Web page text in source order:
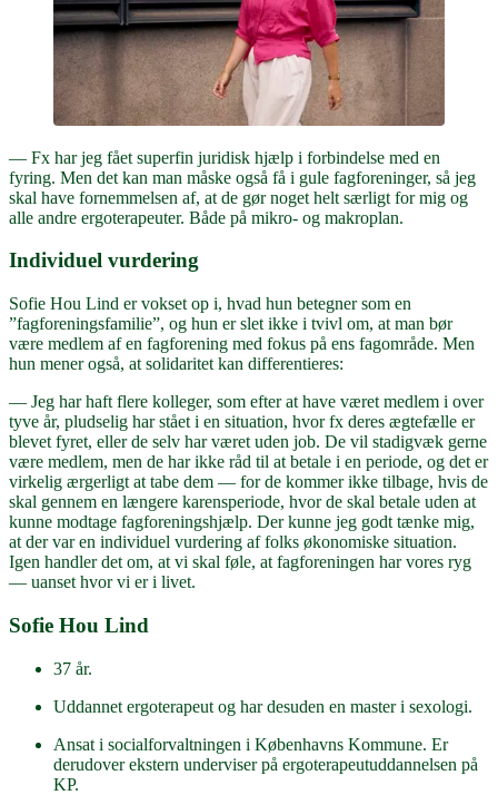
— Fx har jeg fået superfin juridisk hjælp i forbindelse med en
fyring. Men det kan man måske også få i gule fagforeninger, så jeg
skal have fornemmelsen af, at de gør noget helt særligt for mig og
alle andre ergoterapeuter. Både på mikro- og makroplan.
Individuel vurdering
Sofie Hou Lind er vokset op i, hvad hun betegner som en
”fagforeningsfamilie”, og hun er slet ikke i tvivl om, at man bør
være medlem af en fagforening med fokus på ens fagområde. Men
hun mener også, at solidaritet kan differentieres:
— Jeg har haft flere kolleger, som efter at have været medlem i over
tyve år, pludselig har stået i en situation, hvor fx deres ægtefælle er
blevet fyret, eller de selv har været uden job. De vil stadigvæk gerne
være medlem, men de har ikke råd til at betale i en periode, og det er
virkelig ærgerligt at tabe dem — for de kommer ikke tilbage, hvis de
skal gennem en længere karensperiode, hvor de skal betale uden at
kunne modtage fagforeningshjælp. Der kunne jeg godt tænke mig,
at der var en individuel vurdering af folks økonomiske situation.
Igen handler det om, at vi skal føle, at fagforeningen har vores ryg
— uanset hvor vi er i livet.
Sofie Hou Lind
37 år.
Uddannet ergoterapeut og har desuden en master i sexologi.
Ansat i socialforvaltningen i Københavns Kommune. Er
derudover ekstern underviser på ergoterapeutuddannelsen på
KP.